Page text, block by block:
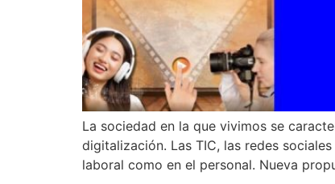
La sociedad en la que vivimos se
digitalización. Las TIC, las redes
laboral como en el personal. Nueva